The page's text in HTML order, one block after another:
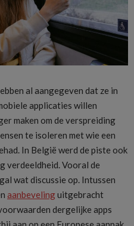
al aangegeven dat ze in
applicaties willen
maken om de verspreiding
te isoleren met wie een
In België werd de piste ook
verdeeldheid. Vooral de
wat discussie op. Intussen
aanbevelinguitgebracht
dergelijke apps